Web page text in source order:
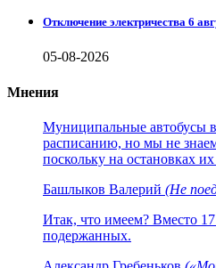
Отключение электричества 6
05-08-2026
Мнения
Муниципальные автобусы
расписанию, но мы не
поскольку на остановках
Башлыков Валерий (Не
Итак, что имеем? Вместо
подержанных.